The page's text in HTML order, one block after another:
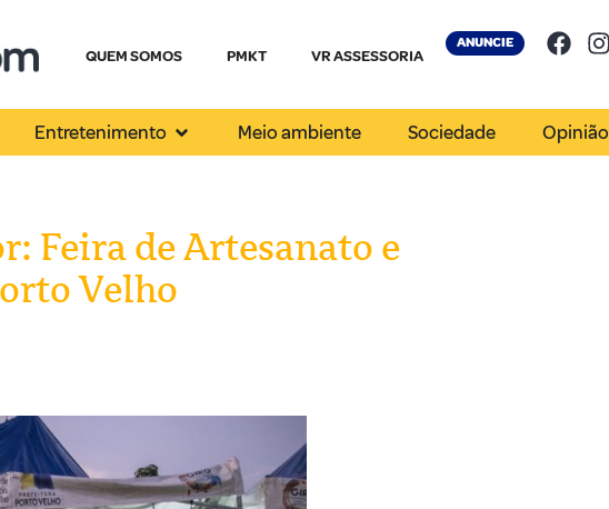
QUEM SOMOS PMKT VR ASSESSORIA
ANUNCIE
Entretenimento Meio ambiente Sociedade Opinião
Feira de Artesanato e
Velho